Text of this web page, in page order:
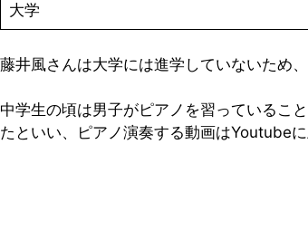
大学
藤井風さんは大学には進学していないため
中学生の頃は男子がピアノを習っているこ
たといい、ピアノ演奏する動画はYoutubeに